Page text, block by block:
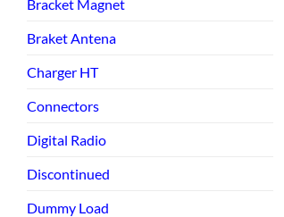
Bracket Magnet
Braket Antena
Charger HT
Connectors
Digital Radio
Discontinued
Dummy Load